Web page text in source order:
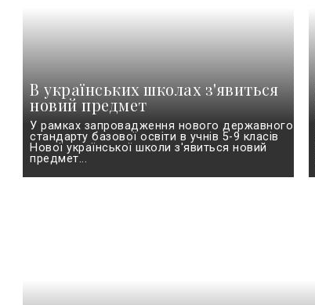
В українських школах з'явиться
новий предмет
У рамках запровадження нового державного
стандарту базової освіти в учнів 5-9 класів
Нової української школи з'явиться новий
предмет...